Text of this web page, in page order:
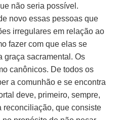
não seria possível.
novo essas pessoas que
irregulares em relação ao
fazer com que elas se
graça sacramental. Os
canônicos. De todos os
a comunhão e se encontra
deve, primeiro, sempre,
reconciliação, que consiste